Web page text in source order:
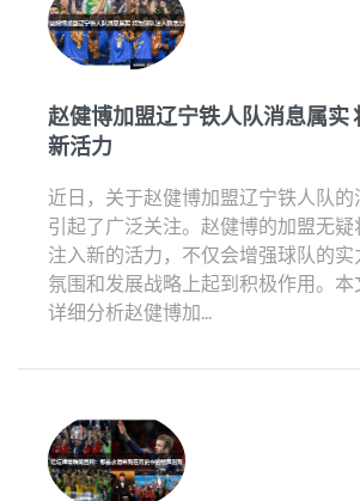
赵健博加盟辽宁铁人队消息属实
新活力
近日，关于赵健博加盟辽宁铁人队的
引起了广泛关注。赵健博的加盟无疑
注入新的活力，不仅会增强球队的
氛围和发展战略上起到积极作用。
详细分析赵健博加...